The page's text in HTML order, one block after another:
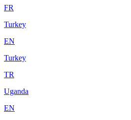
FR
Turkey
EN
Turkey
TR
Uganda
EN